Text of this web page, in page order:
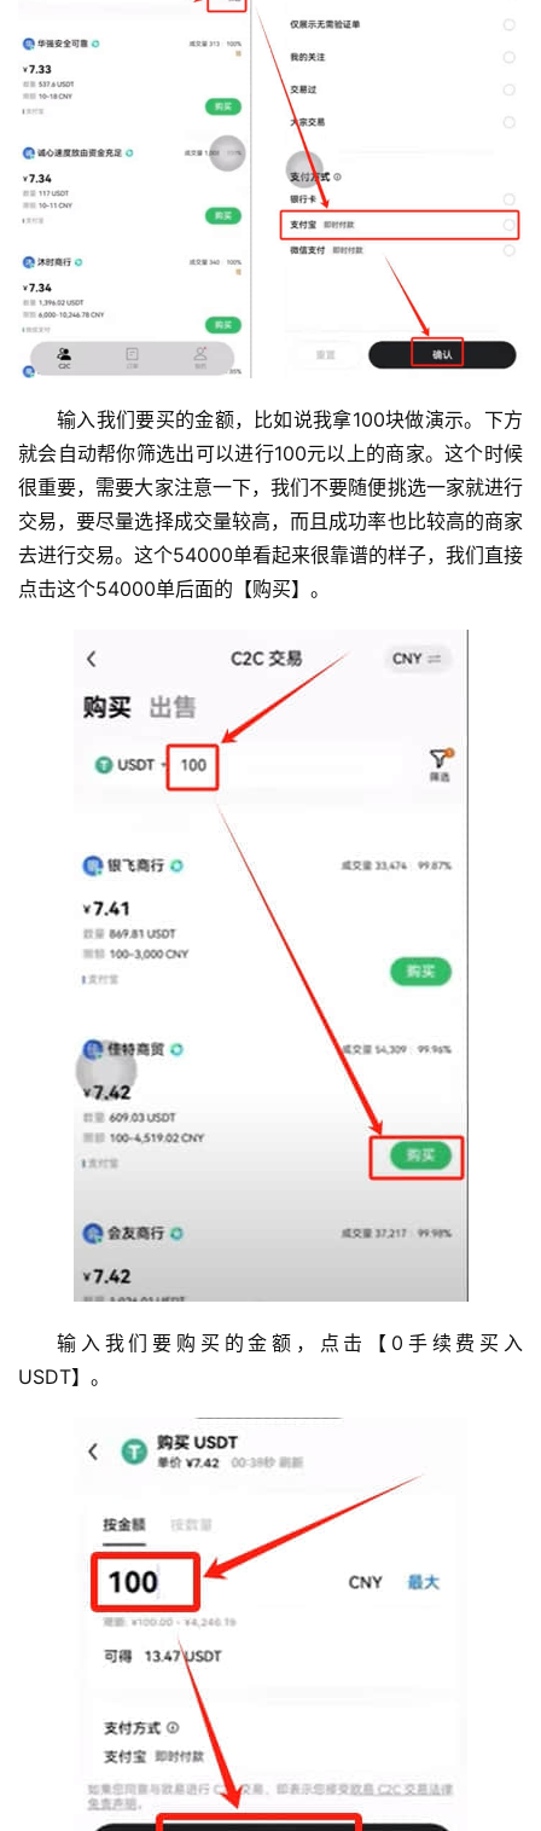
输入我们要买的金额，比如说我拿100块做演示。下方
就会自动帮你筛选出可以进行100元以上的商家。这个时候
很重要，需要大家注意一下，我们不要随便挑选一家就进行
交易，要尽量选择成交量较高，而且成功率也比较高的商家
去进行交易。这个54000单看起来很靠谱的样子，我们直接
点击这个54000单后面的【购买】。
输入我们要购买的金额，点击【0手续费买入
USDT】。